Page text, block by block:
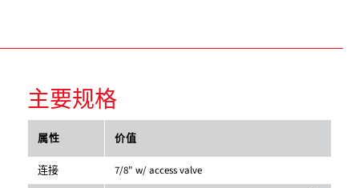
主要规格
属性 价值
连接 7/8" w/ access valve